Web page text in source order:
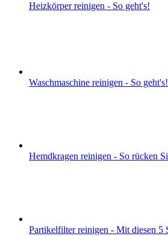
Heizkörper reinigen - So geht's!
Waschmaschine reinigen - So geht's!
Hemdkragen reinigen - So rücken
Partikelfilter reinigen - Mit diesen 5